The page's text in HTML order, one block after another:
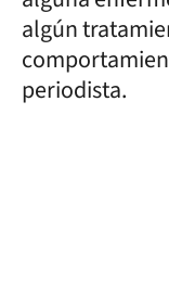
algún
periodista.